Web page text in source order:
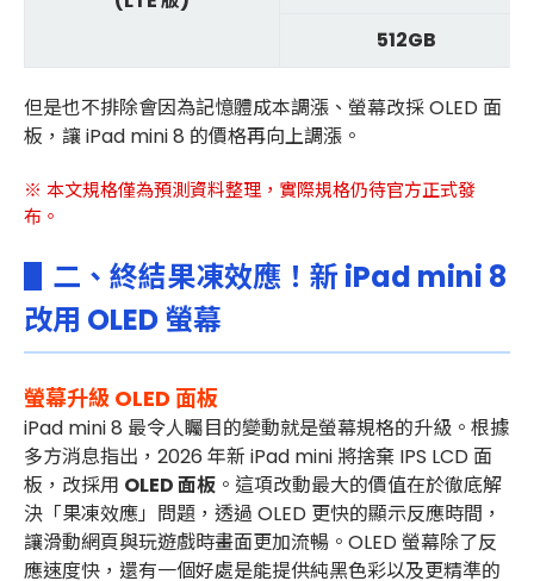
512GB
但是也不排除會因為記憶體成本調漲、螢幕改採 OLED 面
板，讓 iPad mini 8 的價格再向上調漲。
※ 本文規格僅為預測資料整理，實際規格仍待官方正式發
布。
▋二、終結果凍效應！新 iPad mini 8
改用 OLED 螢幕
螢幕升級 OLED 面板
iPad mini 8 最令人矚目的變動就是螢幕規格的升級。根據
多方消息指出，2026 年新 iPad mini 將捨棄 IPS LCD 面
板，改採用 OLED 面板 。這項改動最大的價值在於徹底解
決「果凍效應」問題，透過 OLED 更快的顯示反應時間，
讓滑動網頁與玩遊戲時畫面更加流暢 。OLED 螢幕除了反
應速度快，還有一個好處是能提供純黑色彩以及更精準的